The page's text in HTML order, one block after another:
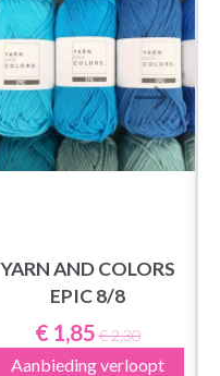
YARN AND COLORS
EPIC 8/8
€ 1,85 € 2,30
Aanbieding verloopt